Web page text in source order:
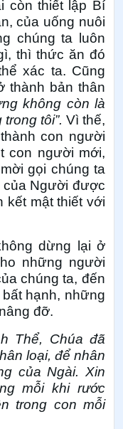
còn thiết lập Bí
của uống nuôi
chúng ta luôn
thì thức ăn đó
xác ta. Cũng
thành bản thân
không còn là
tôi”. Vì thế,
con người
con người mới,
gọi chúng ta
của Người được
kết mật thiết với
dừng lại ở
những người
chúng ta, đến
hạnh, những
đỡ.
Thể, Chúa đã
loại, để nhân
của Ngài. Xin
mỗi khi rước
trong con mỗi